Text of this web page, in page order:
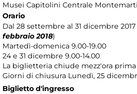
Musei Capitolini Centrale
Orario
Dal 28 settembre al 31 dicembre 2017
febbraio 2018)
Martedì-domenica 9.00-19.00
24 e 31 dicembre 9.00-14.00
La biglietteria chiude mezz'ora prima
Giorni di chiusura Lunedì, 25
Biglietto d'ingresso